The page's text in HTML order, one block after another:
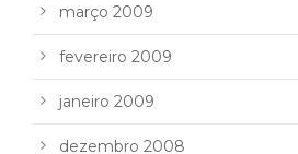
março 2009
fevereiro 2009
janeiro 2009
dezembro 2008